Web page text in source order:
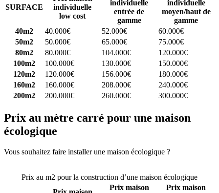
SURFACE
individuelle
low cost
individuelle
entrée de
gamme
individuelle
moyen/haut de
gamme
40m2
40.000€ 52.000€
60.000€
50m2
50.000€ 65.000€
75.000€
80m2
80.000€ 104.000€
120.000€
100m2
100.000€ 130.000€
150.000€
120m2
120.000€ 156.000€
180.000€
160m2
160.000€ 208.000€
240.000€
200m2
200.000€ 260.000€ 300.000€
Prix au mètre carré pour une maison
écologique
Vous souhaitez faire installer une maison écologique ?
Prix au m2 pour la construction d’une maison écologique
Prix maison
Prix maison